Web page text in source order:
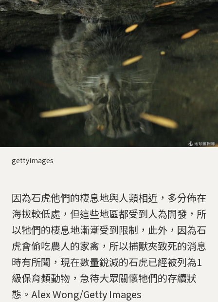
gettyimages
因為石虎他們的棲息地與人類相近，多分佈在
海拔較低處，但這些地區都受到人為開發，所
以牠們的棲息地漸漸受到限制，此外，因為石
虎會偷吃農人的家禽，所以捕獸夾致死的消息
時有所聞，現在數量銳減的石虎已經被列為1
級保育類動物，急待大眾關懷牠們的存續狀
態。Alex Wong/Getty Images